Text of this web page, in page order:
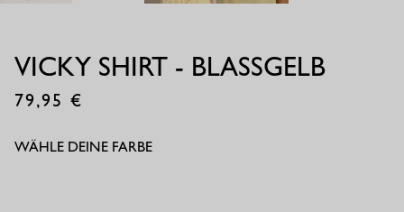
VICKY SHIRT - BLASSGELB
79,95
WÄHLE DEINE FARBE